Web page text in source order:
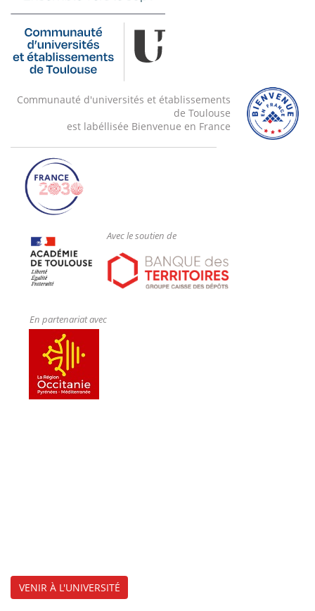
Communauté d'universités et établissements
de Toulouse
est labéllisée Bienvenue en France
Avec le soutien de
En partenariat avec
VENIR À L'UNIVERSITÉ